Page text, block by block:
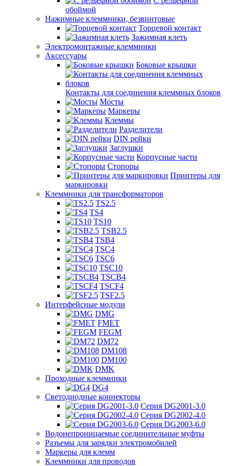
обоймой
Нажимные клеммники, безвинтовые
Торцевой контакт
Зажимная клеть
Электромонтажные клеммники
Аксессуары
Боковые крышки
Контакты для соединения клеммных блоков
Мосты
Маркеры
Клеммы
Разделители
DIN рейки
Заглушки
Корпусные части
Стопоры
Принтеры для
маркировки
Клеммники для трансформаторов
TS2.5
TS4
TS10
TSB2.5
TSB4
TSC4
TSC6
TSC10
TSCB4
TSCF4
TSF2.5
Интерфейсные модули
DMG
FMET
FEGM
DM72
DM108
DM100
DMK
Проходные клеммники
DG4
Светодиодные коннекторы
Серия DG2001-3.0
Серия DG2002-4.0
Серия DG2003-6.0
Водонепроницаемые соединительные муфты
Разъемы для зарядки электромобилей
Маркеры для клемм
Клеммники для проводов